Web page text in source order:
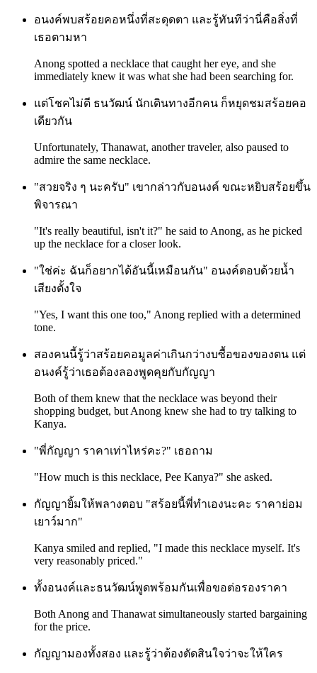
อนงค์พบสร้อยคอหนึ่งที่สะดุดตา และรู้ทันทีว่านี่คือสิ่งที่
เธอตามหา
Anong spotted a necklace that caught her eye, and she
immediately knew it was what she had been searching for.
แต่โชคไม่ดี ธนวัฒน์ นักเดินทางอีกคน ก็หยุดชมสร้อยคอ
เดียวกัน
Unfortunately, Thanawat, another traveler, also paused to
admire the same necklace.
"สวยจริง ๆ นะครับ" เขากล่าวกับอนงค์ ขณะหยิบสร้อยขึ้น
พิจารณา
"It's really beautiful, isn't it?" he said to Anong, as he picked
up the necklace for a closer look.
"ใช่ค่ะ ฉันก็อยากได้อันนี้เหมือนกัน" อนงค์ตอบด้วยน้ำ
เสียงตั้งใจ
"Yes, I want this one too," Anong replied with a determined
tone.
สองคนนี้รู้ว่าสร้อยคอมูลค่าเกินกว่างบซื้อของของตน แต่
อนงค์รู้ว่าเธอต้องลองพูดคุยกับกัญญา
Both of them knew that the necklace was beyond their
shopping budget, but Anong knew she had to try talking to
Kanya.
"พี่กัญญา ราคาเท่าไหร่คะ?" เธอถาม
"How much is this necklace, Pee Kanya?" she asked.
กัญญายิ้มให้พลางตอบ "สร้อยนี้พี่ทำเองนะคะ ราคาย่อม
เยาว์มาก"
Kanya smiled and replied, "I made this necklace myself. It's
very reasonably priced."
ทั้งอนงค์และธนวัฒน์พูดพร้อมกันเพื่อขอต่อรองราคา
Both Anong and Thanawat simultaneously started bargaining
for the price.
กัญญามองทั้งสอง และรู้ว่าต้องตัดสินใจว่าจะให้ใคร